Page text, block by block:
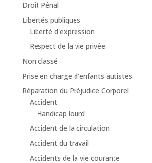
Droit Pénal
Libertés publiques
Liberté d'expression
Respect de la vie privée
Non classé
Prise en charge d'enfants autistes
Réparation du Préjudice Corporel
Accident
Handicap lourd
Accident de la circulation
Accident du travail
Accidents de la vie courante